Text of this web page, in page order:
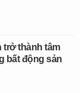
trở thành tâm
bất động sản